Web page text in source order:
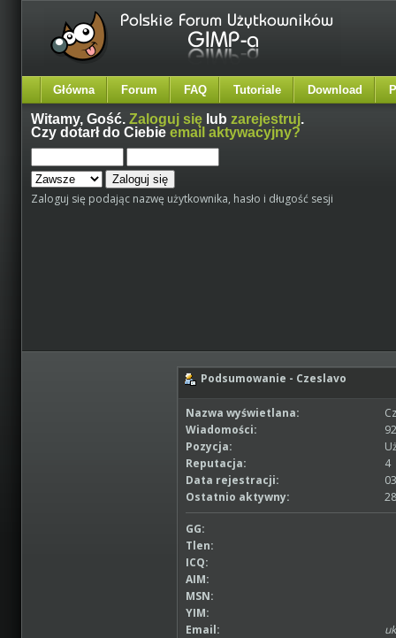
Główna Forum FAQ Tutoriale Download
Witamy, Gość. Zaloguj się lub zarejestruj.
Czy dotarł do Ciebie email aktywacyjny?
Zaloguj się podając nazwę użytkownika, hasło i długość sesji
Podsumowanie - Czeslavo
Nazwa wyświetlana:
Wiadomości:
Pozycja:
Reputacja:
4
Data rejestracji:
Ostatnio aktywny:
GG:
Tlen:
ICQ:
AIM:
MSN:
YIM:
Email: